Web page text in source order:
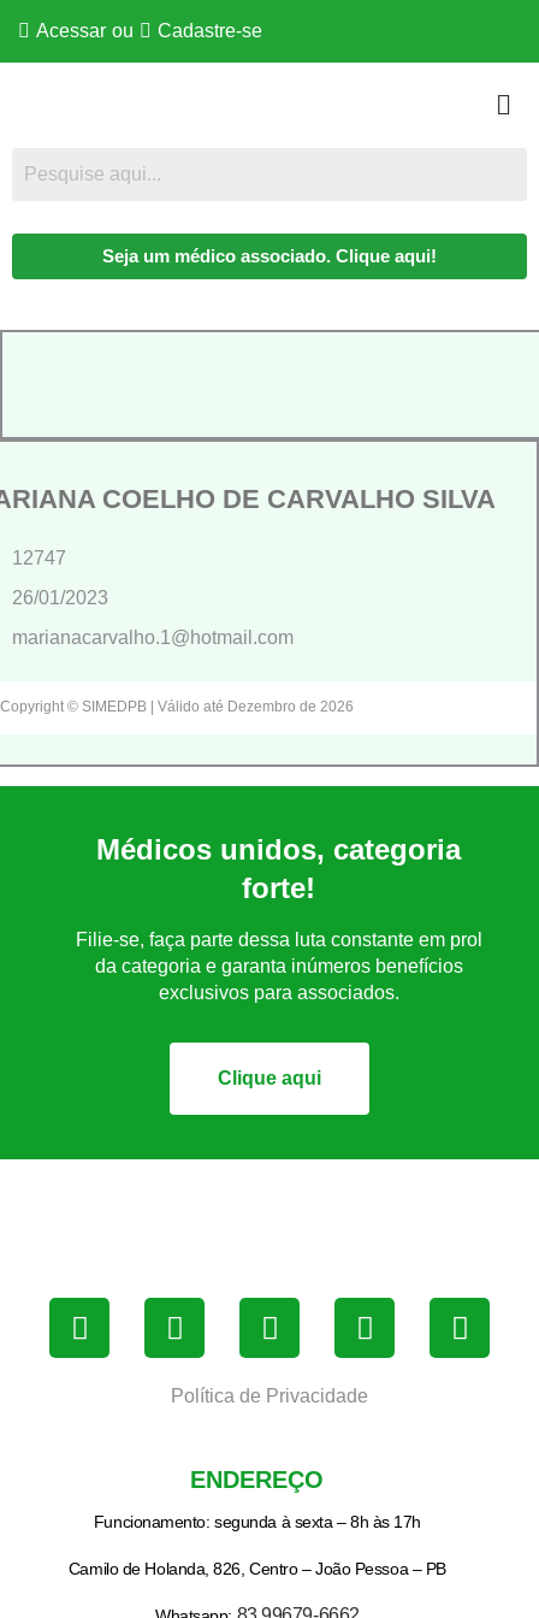
Acessar ou Cadastre-se
Seja um médico associado. Clique aqui!
COELHO DE CARVALHO SILVA
12747
26/01/2023
marianacarvalho.1@hotmail.com
Copyright © SIMEDPB | Válido até Dezembro de 2026
Médicos unidos, categoria
forte!
Filie-se, faça parte dessa luta constante em prol
da categoria e garanta inúmeros benefícios
exclusivos para associados.
Clique aqui
Política de Privacidade
ENDEREÇO
Funcionamento: segunda à sexta – 8h às 17h
Camilo de Holanda, 826, Centro – João Pessoa – PB